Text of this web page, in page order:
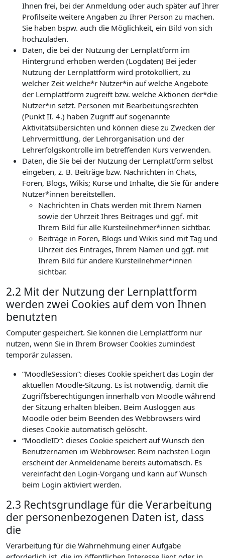
Ihnen frei, bei der Anmeldung oder auch später auf Ihrer
Profilseite weitere Angaben zu Ihrer Person zu machen.
Sie haben bspw. auch die Möglichkeit, ein Bild von sich
hochzuladen.
Daten, die bei der Nutzung der Lernplattform im
Hintergrund erhoben werden (Logdaten) Bei jeder
Nutzung der Lernplattform wird protokolliert, zu
welcher Zeit welche*r Nutzer*in auf welche Angebote
der Lernplattform zugreift bzw. welche Aktionen der*die
Nutzer*in setzt. Personen mit Bearbeitungsrechten
(Punkt II. 4.) haben Zugriff auf sogenannte
Aktivitätsübersichten und können diese zu Zwecken der
Lehrvermittlung, der Lehrorganisation und der
Lehrerfolgskontrolle im betreffenden Kurs verwenden.
Daten, die Sie bei der Nutzung der Lernplattform selbst
eingeben, z. B. Beiträge bzw. Nachrichten in Chats,
Foren, Blogs, Wikis; Kurse und Inhalte, die Sie für andere
Nutzer*innen bereitstellen.
Nachrichten in Chats werden mit Ihrem Namen
sowie der Uhrzeit Ihres Beitrages und ggf. mit
Ihrem Bild für alle Kursteilnehmer*innen sichtbar.
Beiträge in Foren, Blogs und Wikis sind mit Tag und
Uhrzeit des Eintrages, Ihrem Namen und ggf. mit
Ihrem Bild für andere Kursteilnehmer*innen
sichtbar.
2.2 Mit der Nutzung der Lernplattform
werden zwei Cookies auf dem von Ihnen
benutzten
Computer gespeichert. Sie können die Lernplattform nur
nutzen, wenn Sie in Ihrem Browser Cookies zumindest
temporär zulassen.
“MoodleSession“: dieses Cookie speichert das Login der
aktuellen Moodle-Sitzung. Es ist notwendig, damit die
Zugriffsberechtigungen innerhalb von Moodle während
der Sitzung erhalten bleiben. Beim Ausloggen aus
Moodle oder beim Beenden des Webbrowsers wird
dieses Cookie automatisch gelöscht.
“MoodleID“: dieses Cookie speichert auf Wunsch den
Benutzernamen im Webbrowser. Beim nächsten Login
erscheint der Anmeldename bereits automatisch. Es
vereinfacht den Login-Vorgang und kann auf Wunsch
beim Login aktiviert werden.
2.3 Rechtsgrundlage für die Verarbeitung
der personenbezogenen Daten ist, dass
die
Verarbeitung für die Wahrnehmung einer Aufgabe